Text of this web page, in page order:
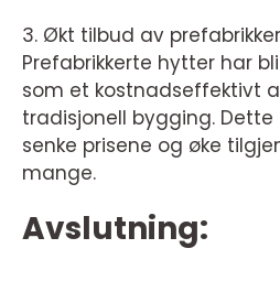
3. Økt tilbud av
Prefabrikkerte hytter har
som et kostnadseffektivt
tradisjonell bygging.
senke prisene og øke
mange.
Avslutning: